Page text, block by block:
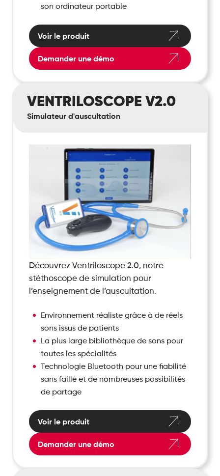
son ordinateur portable
Voir le produit
Demander une démo
V2.0VENTRILOSCOPE V2.0
Simulateur d'auscultation
Découvrez Ventriloscope 2.0, notre
stéthoscope de simulation pour
l’enseignement de l’auscultation.
Environnement réaliste grâce à de réels
sons issus de patients
La plus large bibliothèque de sons pour
toutes les spécialités
Technologie Bluetooth pour une fiabilité
sans faille et de nombreuses possibilités
de partage
Voir le produit
Demander une démo